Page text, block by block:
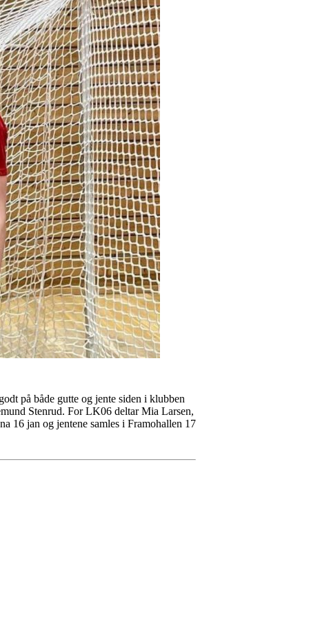
på både gutte og jente siden i klubben
Stenrud. For LK06 deltar Mia Larsen,
16 jan og jentene samles i Framohallen 17